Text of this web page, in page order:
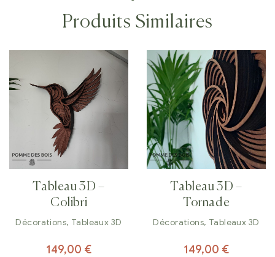
Produits Similaires
Tableau 3D –
Colibri
Décorations, Tableaux 3D
149,00 €
Tableau 3D –
Tornade
Décorations, Tableaux 3D
149,00 €